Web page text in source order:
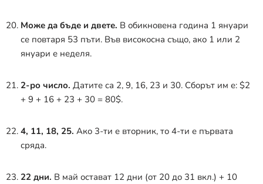
Може да бъде и двете. В обикновена година 1 януари
се повтаря 53 пъти. Във високосна също, ако 1 или 2
януари е неделя.
2-ро число. Датите са 2, 9, 16, 23 и 30. Сборът им е: $2
+ 9 + 16 + 23 + 30 = 80$.
4, 11, 18, 25. Ако 3-ти е вторник, то 4-ти е първата
сряда.
22 дни. В май остават 12 дни (от 20 до 31 вкл.) + 10